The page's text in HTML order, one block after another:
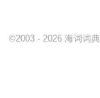
©2003 - 2026 海词词典